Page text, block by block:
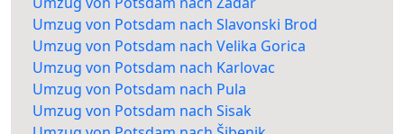
Umzug von Potsdam nach Slavonski Brod
Umzug von Potsdam nach Velika Gorica
Umzug von Potsdam nach Karlovac
Umzug von Potsdam nach Pula
Umzug von Potsdam nach Sisak